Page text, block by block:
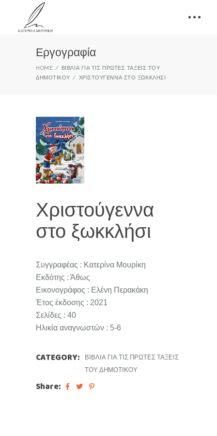
Εργογραφία
HOME
ΒΙΒΛΊΑ ΓΙΑ ΤΙΣ ΠΡΏΤΕΣ ΤΆΞΕΙΣ ΤΟΥ
ΔΗΜΟΤΙΚΟΎ
ΧΡΙΣΤΟΎΓΕΝΝΑ ΣΤΟ ΞΩΚΚΛΉΣΙ
Χριστούγεννα
στο ξωκκλήσι
Συγγραφέας : Κατερίνα Μουρίκη
Εκδότης : Άθως
Εικονογράφος : Ελένη Περακάκη
Έτος έκδοσης : 2021
Σελίδες : 40
Ηλικία αναγνωστών : 5-6
CATEGORY:
ΒΙΒΛΊΑ ΓΙΑ ΤΙΣ ΠΡΏΤΕΣ ΤΆΞΕΙΣ
ΤΟΥ ΔΗΜΟΤΙΚΟΎ
Share: